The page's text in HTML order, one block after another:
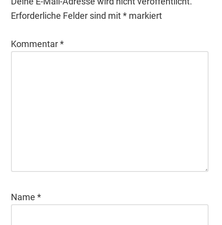
Erforderliche Felder sind mit* markiert
Kommentar*
Name*